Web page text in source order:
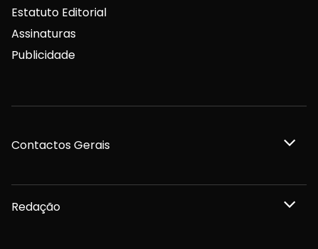
Estatuto Editorial
Assinaturas
Publicidade
Contactos Gerais
Redação